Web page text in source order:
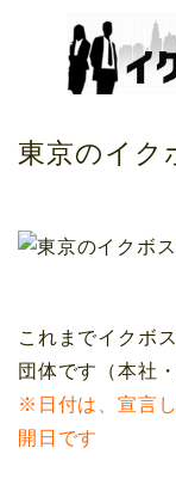
東京のイク
これまでイクボ
団体です（本社
※日付は、宣言
開日です